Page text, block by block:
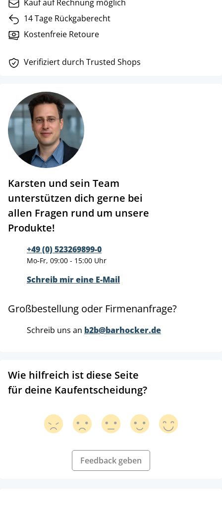
Kauf auf Rechnung möglich
14 Tage Rückgaberecht
Kostenfreie Retoure
Verifiziert durch Trusted Shops
Karsten und sein Team
unterstützen dich gerne bei
allen Fragen rund um unsere
Produkte!
+49 (0) 523269899-0
Mo-Fr, 09:00 - 15:00 Uhr
Schreib mir eine E-Mail
Großbestellung oder Firmenanfrage?
Schreib uns an b2b@barhocker.de
Wie hilfreich ist diese Seite
für deine Kaufentscheidung?
Feedback geben